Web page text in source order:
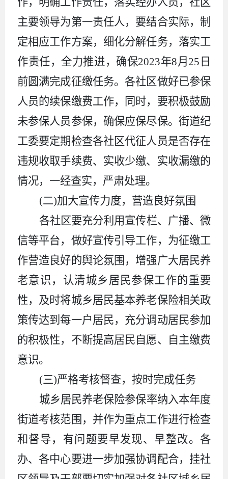
主要领导为第一责任人，要结合实际，制
定相应工作方案，细化分解任务，落实工
作责任，全力推进，确保2023年8月25日
前圆满完成征缴任务。各社区做好已参保
人员的续保缴费工作，同时，要积极鼓励
未参保人员参保，确保应保尽保。街道纪
工委要定期检查各社区代征人员是否存在
违规收取手续费、实收少缴、实收漏缴的
情况，一经查实，严肃处理。
(二)加大宣传力度，营造良好氛围
各社区要充分利用宣传栏、广播、微
信等平台，做好宣传引导工作，为征缴工
作营造良好的舆论氛围，增强广大居民养
老意识，认清城乡居民参保工作的重要
性，及时将城乡居民基本养老保险相关政
策传达到每一户居民，充分调动居民参加
的积极性，不断提高居民自愿、自主缴费
意识。
(三)严格考核督查，按时完成任务
城乡居民养老保险参保率纳入本年度
街道考核范围，并作为重点工作进行检查
和督导，有问题要早发现、早整改。各
办、各中心要进一步加强协调配合，挂社